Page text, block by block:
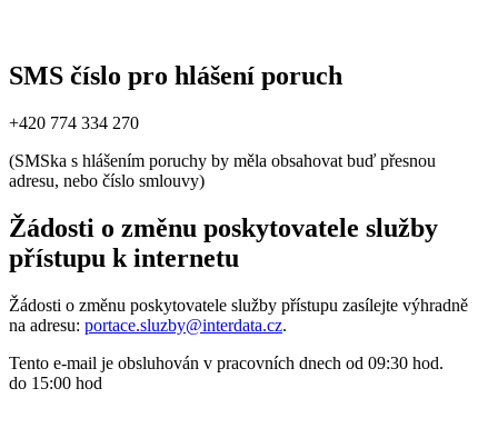
SMS číslo pro hlášení poruch
+420 774 334 270
(SMSka s hlášením poruchy by měla obsahovat buď přesnou
adresu, nebo číslo smlouvy)
Žádosti o změnu poskytovatele služby
přístupu k internetu
Žádosti o změnu poskytovatele služby přístupu zasílejte výhradně
na adresu: portace.sluzby@interdata.cz.
Tento e-mail je obsluhován v pracovních dnech od 09:30 hod.
do 15:00 hod